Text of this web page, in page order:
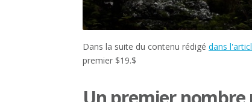
Dans la suite du contenu rédigé dans
premier $19.$